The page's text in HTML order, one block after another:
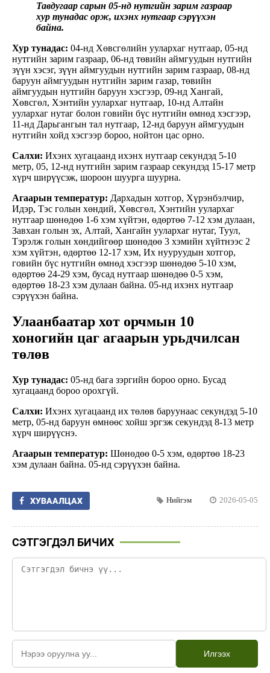
Тавдугаар сарын 05-нд нутгийн зарим газраар
хур тунадас орж, ихэнх нутгаар сэрүүхэн
байна.
Хур тунадас: 04-нд Хөвсгөлийн уулархаг нутгаар, 05-нд
нутгийн зарим газраар, 06-нд төвийн аймгуудын нутгийн
зүүн хэсэг, зүүн аймгуудын нутгийн зарим газраар, 08-нд
баруун аймгуудын нутгийн зарим газар, төвийн
аймгуудын нутгийн баруун хэсгээр, 09-нд Хангай,
Хөвсгөл, Хэнтийн уулархаг нутгаар, 10-нд Алтайн
уулархаг нутаг болон говийн бүс нутгийн өмнөд хэсгээр,
11-нд Дарьгангын тал нутгаар, 12-нд баруун аймгуудын
нутгийн хойд хэсгээр бороо, нойтон цас орно.
Салхи: Ихэнх хугацаанд ихэнх нутгаар секундэд 5-10
метр, 05, 12-нд нутгийн зарим газраар секундэд 15-17 метр
хүрч ширүүсэж, шороон шуурга шуурна.
Агаарын температур: Дархадын хотгор, Хүрэнбэлчир,
Идэр, Тэс голын хөндий, Хөвсгөл, Хэнтийн уулархаг
нутгаар шөнөдөө 1-6 хэм хүйтэн, өдөртөө 7-12 хэм дулаан,
Завхан голын эх, Алтай, Хангайн уулархаг нутаг, Туул,
Тэрэлж голын хөндийгөөр шөнөдөө 3 хэмийн хүйтнээс 2
хэм хүйтэн, өдөртөө 12-17 хэм, Их нууруудын хотгор,
говийн бүс нутгийн өмнөд хэсгээр шөнөдөө 5-10 хэм,
өдөртөө 24-29 хэм, бусад нутгаар шөнөдөө 0-5 хэм,
өдөртөө 18-23 хэм дулаан байна. 05-нд ихэнх нутгаар
сэрүүхэн байна.
Улаанбаатар хот орчмын 10
хоногийн цаг агаарын урьдчилсан
төлөв
Хур тунадас: 05-нд бага зэргийн бороо орно. Бусад
хугацаанд бороо орохгүй.
Салхи: Ихэнх хугацаанд их төлөв баруунаас секундэд 5-10
метр, 05-нд баруун өмнөөс хойш эргэж секундэд 8-13 метр
хүрч ширүүснэ.
Агаарын температур: Шөнөдөө 0-5 хэм, өдөртөө 18-23
хэм дулаан байна. 05-нд сэрүүхэн байна.
ХУВААЛЦАХ Нийгэм 2026-05-05
СЭТГЭГДЭЛ БИЧИХ
Илгээх